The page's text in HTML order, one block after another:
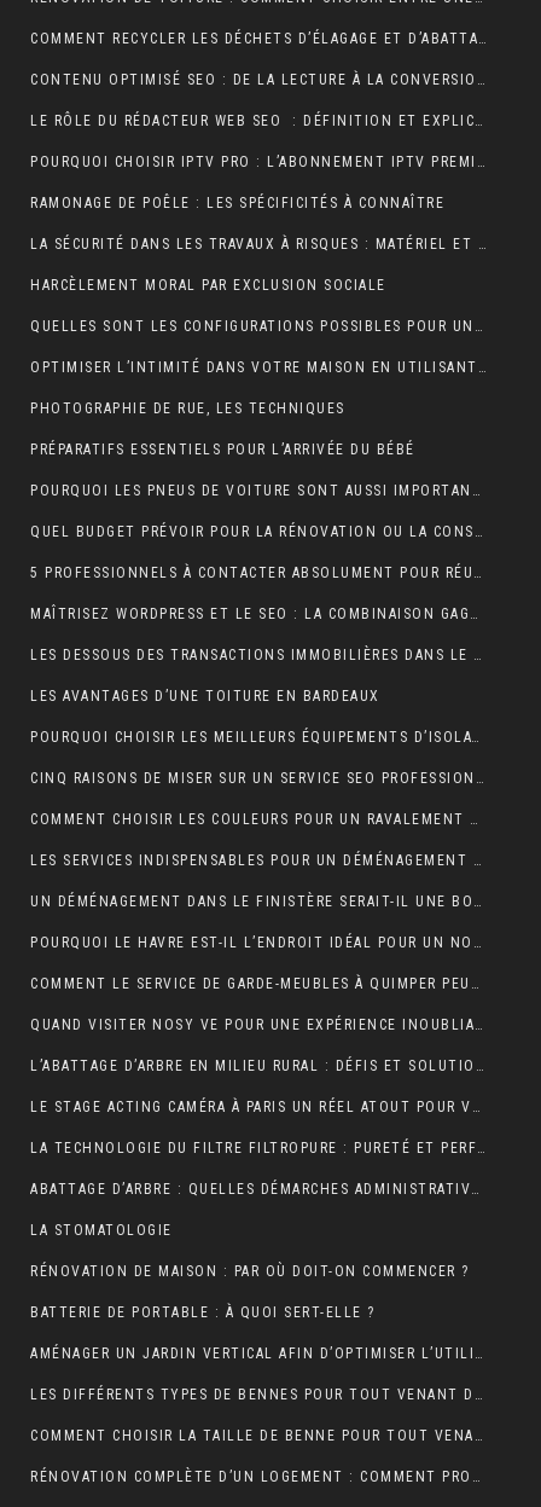
COMMENT RECYCLER LES DÉCHETS D’ÉLAGAGE ET D’ABATTAGE ?
CONTENU OPTIMISÉ SEO : DE LA LECTURE À LA CONVERSION
LE RÔLE DU RÉDACTEUR WEB SEO : DÉFINITION ET EXPLICATIONS
POURQUOI CHOISIR IPTV PRO : L’ABONNEMENT IPTV PREMIUM ULTIME
RAMONAGE DE POÊLE : LES SPÉCIFICITÉS À CONNAÎTRE
LA SÉCURITÉ DANS LES TRAVAUX À RISQUES : MATÉRIEL ET OBLIGATIONS
HARCÈLEMENT MORAL PAR EXCLUSION SOCIALE
QUELLES SONT LES CONFIGURATIONS POSSIBLES POUR UN ÉTABLI D’ATELIER PROFESSIONNEL ?
OPTIMISER L’INTIMITÉ DANS VOTRE MAISON EN UTILISANT DES VOLETS ROULANTS
PHOTOGRAPHIE DE RUE, LES TECHNIQUES
PRÉPARATIFS ESSENTIELS POUR L’ARRIVÉE DU BÉBÉ
POURQUOI LES PNEUS DE VOITURE SONT AUSSI IMPORTANTS ?
QUEL BUDGET PRÉVOIR POUR LA RÉNOVATION OU LA CONSTRUCTION DE LA TOITURE ?
5 PROFESSIONNELS À CONTACTER ABSOLUMENT POUR RÉUSSIR SON MARIAGE
MAÎTRISEZ WORDPRESS ET LE SEO : LA COMBINAISON GAGNANTE POUR VOTRE SITE WEB
LES DESSOUS DES TRANSACTIONS IMMOBILIÈRES DANS LE SECTEUR HÔTELIER
LES AVANTAGES D’UNE TOITURE EN BARDEAUX
POURQUOI CHOISIR LES MEILLEURS ÉQUIPEMENTS D’ISOLATION PHONIQUE POUR TOITURE ?
CINQ RAISONS DE MISER SUR UN SERVICE SEO PROFESSIONNEL
COMMENT CHOISIR LES COULEURS POUR UN RAVALEMENT DE FAÇADE ?
LES SERVICES INDISPENSABLES POUR UN DÉMÉNAGEMENT RÉUSSI EN BRETAGNE
UN DÉMÉNAGEMENT DANS LE FINISTÈRE SERAIT-IL UNE BONNE IDÉE?
POURQUOI LE HAVRE EST-IL L’ENDROIT IDÉAL POUR UN NOUVEAU DÉPART EN 2024 ?
COMMENT LE SERVICE DE GARDE-MEUBLES À QUIMPER PEUT-IL SIMPLIFIER VOTRE DÉMÉNAGEMENT ET PROTÉGER VOS BIENS ?
QUAND VISITER NOSY VE POUR UNE EXPÉRIENCE INOUBLIABLE ?
L’ABATTAGE D’ARBRE EN MILIEU RURAL : DÉFIS ET SOLUTIONS
LE STAGE ACTING CAMÉRA À PARIS UN RÉEL ATOUT POUR VOTRE CARRIÈRE DE COMÉDIEN ?
LA TECHNOLOGIE DU FILTRE FILTROPURE : PURETÉ ET PERFORMANCE
ABATTAGE D’ARBRE : QUELLES DÉMARCHES ADMINISTRATIVES ?
LA STOMATOLOGIE
RÉNOVATION DE MAISON : PAR OÙ DOIT-ON COMMENCER ?
BATTERIE DE PORTABLE : À QUOI SERT-ELLE ?
AMÉNAGER UN JARDIN VERTICAL AFIN D’OPTIMISER L’UTILISATION DE L’ESPACE EXTÉRIEUR.
LES DIFFÉRENTS TYPES DE BENNES POUR TOUT VENANT DISPONIBLES
COMMENT CHOISIR LA TAILLE DE BENNE POUR TOUT VENANT ?
RÉNOVATION COMPLÈTE D’UN LOGEMENT : COMMENT PROCÉDER ?